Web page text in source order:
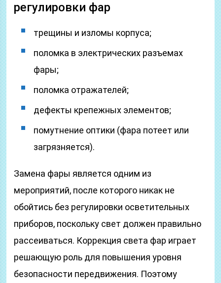
регулировки фар
трещины и изломы корпуса;
поломка в электрических разъемах
фары;
поломка отражателей;
дефекты крепежных элементов;
помутнение оптики (фара потеет или
загрязняется).
Замена фары является одним из
мероприятий, после которого никак не
обойтись без регулировки осветительных
приборов, поскольку свет должен правильно
рассеиваться. Коррекция света фар играет
решающую роль для повышения уровня
безопасности передвижения. Поэтому